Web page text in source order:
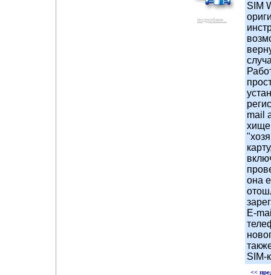
подробнее...
SIM
mail
она
E-
SIM-
<<